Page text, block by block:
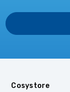
Cosystore